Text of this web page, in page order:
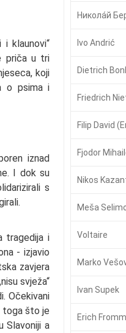
klaunovi“
priča u tri
koji
o psima i
iznad
I dok su
s
tragedija i
- izjavio
zavjera
svježa“
Očekivani
toga što je
Slavoniji a
Никола́й
Ivo Andrić
Dietrich
Friedrich
Filip David
Fjodor
Nikos
Meša
Voltaire
Marko
Ivan Supek
Erich Fromm